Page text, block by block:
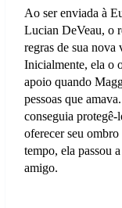
Ao ser enviada à
Lucian DeVeau, o
regras de sua nova
Inicialmente, ela o
apoio quando
pessoas que
conseguia protegê-
oferecer seu
tempo, ela passou
amigo.